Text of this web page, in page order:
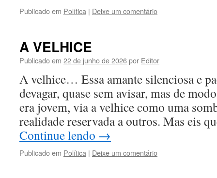
Publicado em Política | Deixe um comentário
A VELHICE
Publicado em 22 de junho de 2026por Editor
A velhice… Essa amante silenciosa e
devagar, quase sem avisar, mas de
era jovem, via a velhice como uma
realidade reservada a outros. Mas eis
Continue lendo →
Publicado em Política | Deixe um comentário